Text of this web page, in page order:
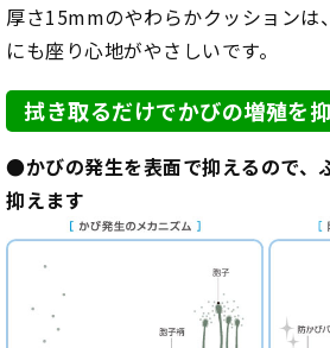
厚さ15mmのやわらかクッションは
にも座り心地がやさしいです。
拭き取るだけでかびの増殖を
●かびの発生を表面で抑えるので、
抑えます